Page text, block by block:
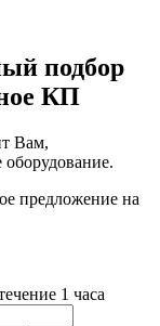
подбор
КП
Вам,
оборудование.
предложение на
1 часа